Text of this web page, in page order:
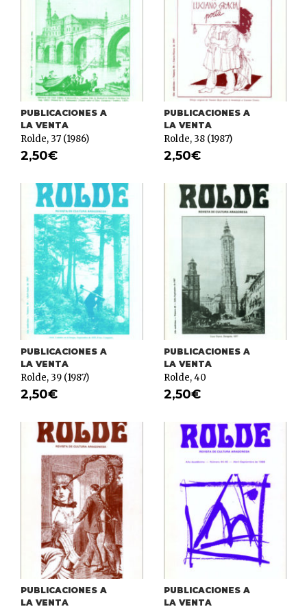
PUBLICACIONES A
LA VENTA
Rolde, 37 (1986)
2,50€
PUBLICACIONES A
LA VENTA
Rolde, 38 (1987)
2,50€
PUBLICACIONES A
LA VENTA
Rolde, 39 (1987)
2,50€
PUBLICACIONES A
LA VENTA
Rolde, 40
2,50€
PUBLICACIONES A
LA VENTA
PUBLICACIONES A
LA VENTA